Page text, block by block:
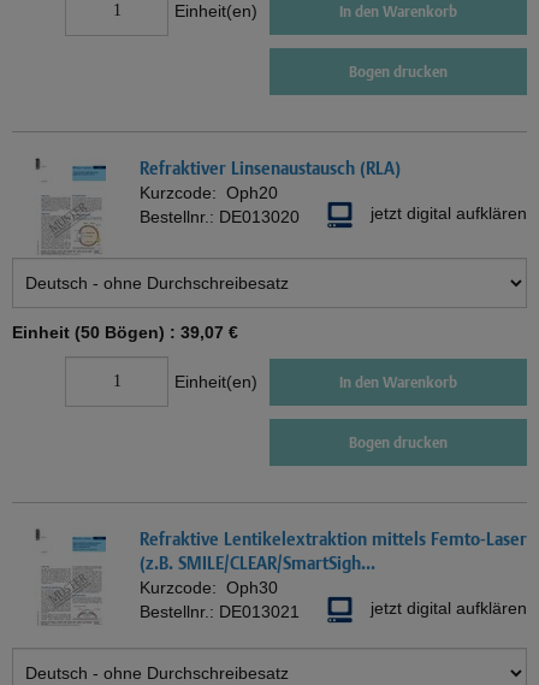
Einheit(en) In den Warenkorb
Bogen drucken
Refraktiver Linsenaustausch (RLA)
Kurzcode: Oph20
Bestellnr.: DE013020 jetzt digital aufklären
Einheit (50 Bögen) : 39,07 €
Einheit(en) In den Warenkorb
Bogen drucken
Refraktive Lentikelextraktion mittels Femto-Laser
(z.B. SMILE/CLEAR/SmartSigh...
Kurzcode: Oph30
Bestellnr.: DE013021 jetzt digital aufklären